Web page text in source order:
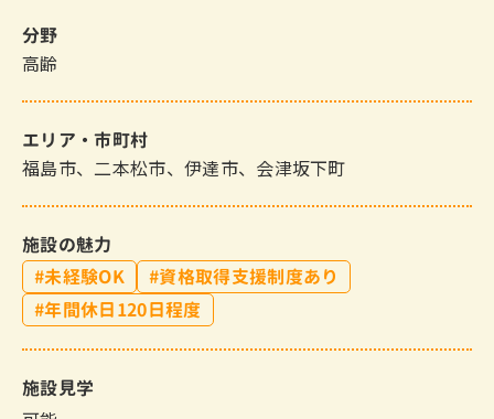
分野
高齢
エリア・市町村
福島市 二本松市 伊達市 会津坂下町
施設の魅力
未経験OK
資格取得支援制度あり
年間休日120日程度
施設見学